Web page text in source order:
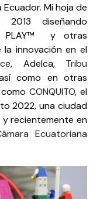
Ecuador. Mi hoja de
diseñando
PLAY™ y otras
innovación en el
, Adelca, Tribu
como en otras
CONQUITO, el
2022, una ciudad
y recientemente en
Ecuatoriana